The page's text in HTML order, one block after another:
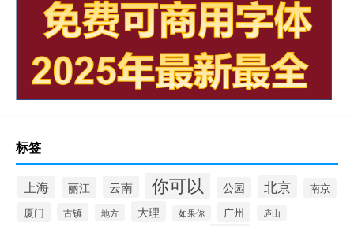
标签
上海 丽江 云南 你可以 公园 北京
南京
厦门
古镇 地方 大理 如果你 广州 庐山